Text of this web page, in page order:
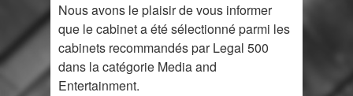
Nous avons le plaisir de vous informer
que le cabinet a été sélectionné parmi les
cabinets recommandés par Legal 500
dans la catégorie Media and
Entertainment.